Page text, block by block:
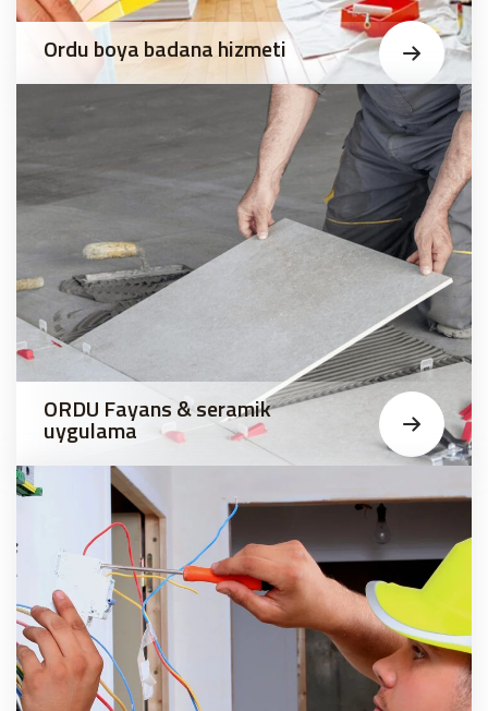
Ordu boya badana hizmeti
ORDU Fayans & seramik
uygulama